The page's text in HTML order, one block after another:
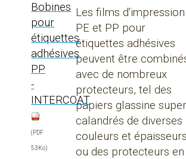
Bobines
pour
étiquettes
adhésives
PP
-
INTERCOAT
(PDF
53Ko)
Les films d'impression
PE et PP pour
étiquettes adhésives
peuvent être
avec de nombreux
protecteurs, tel des
papiers glassine super
calandrés de diverses
couleurs et
ou des protecteurs en